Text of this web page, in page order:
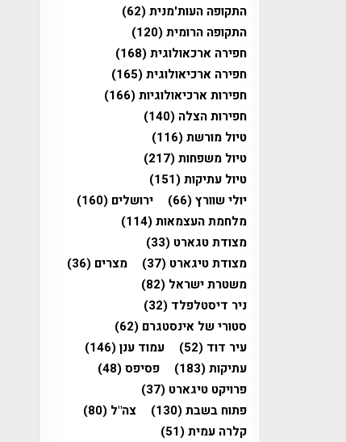
התקופה העות'מנית(62)
התקופה הרומית(120)
חפירה ארכאולוגית(168)
חפירה ארכיאולוגית(165)
חפירות ארכיאולוגיות(166)
חפירות הצלה (140)
טיול מורשת(116)
טיול משפחות(217)
טיול עתיקות(151)
יולי שוורץ(66) ירושלים (160)
מלחמת העצמאות(114)
מצודת טגארט (33)
מצודת טיגארט (37) מצרים (36)
משטרת ישראל (82)
ניר דיסטלפלד (32)
סטורי של אינסטגרם (62)
עיר דוד (52) עמוד ענן(146)
עתיקות(183) פסיפס(48)
פרויקט טיגארט (37)
פתוח בשבת(130) צה"ל (80)
קלרה עמית(51)